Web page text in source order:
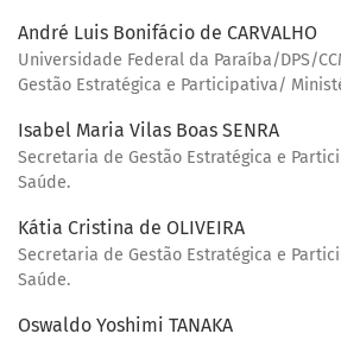
André Luis Bonifácio de CARVALHO
Universidade Federal da Paraíba/DPS/
Gestão Estratégica e Participativa/
Isabel Maria Vilas Boas SENRA
Secretaria de Gestão Estratégica e
Saúde.
Kátia Cristina de OLIVEIRA
Secretaria de Gestão Estratégica e
Saúde.
Oswaldo Yoshimi TANAKA